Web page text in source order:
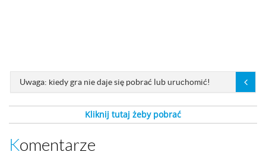
Uwaga: kiedy gra nie daje się pobrać lub uruchomić!
Kliknij tutaj żeby pobrać
Komentarze